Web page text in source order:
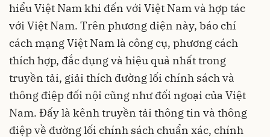
hiểu Việt Nam khi đến với Việt Nam và hợp tác
với Việt Nam. Trên phương diện này, báo chí
cách mạng Việt Nam là công cụ, phương cách
thích hợp, đắc dụng và hiệu quả nhất trong
truyền tải, giải thích đường lối chính sách và
thông điệp đối nội cũng như đối ngoại của Việt
Nam. Đấy là kênh truyền tải thông tin và thông
điệp về đường lối chính sách chuẩn xác, chính